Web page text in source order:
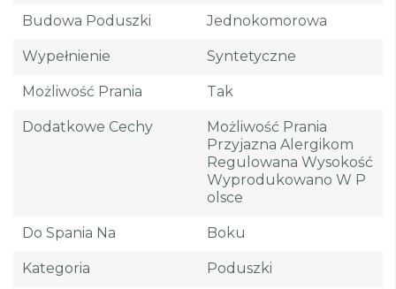
Budowa Poduszki Jednokomorowa
Wypełnienie Syntetyczne
Możliwość Prania Tak
Dodatkowe Cechy
Możliwość Prania
Przyjazna Alergikom
Regulowana Wysokość
Wyprodukowano W P
Olsce
Do Spania Na Boku
Kategoria Poduszki